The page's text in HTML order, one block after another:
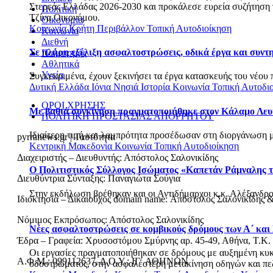
Στερεάς Ελλάδας 2026-2030 και προκάλεσε ευρεία συζήτηση
Τζίνα Οικονόμου.
ΚοινωνίαΚρήτη Περιβάλλον Τοπική Αυτοδιοίκηση
Σε πλήρη εξέλιξη ασφαλτοστρώσεις, οδικά έργα και
Συγκεκριμένα, έχουν ξεκινήσει τα έργα κατασκευής του
Δυτική Ελλάδα Ιόνια Νησιά Ιστορία Κοινωνία Τοπική
Με βαθιά συγκίνηση πραγματοποιήθηκε στον Κάλαμο
Ιδιαίτερη τιμή και λαμπρότητα προσέδωσαν στη διοργάνωση
Κεντρική Μακεδονία Κοινωνία Τοπική Αυτοδιοίκηση
Ο Πολιτιστικός Σύλλογος Ισώματος «Καπετάν Ράμναλης
Στην εκδήλωση βρέθηκαν και οι Αντιδήμαρχοι κ.κ.
Νέες ασφαλτοστρώσεις σε κομβικούς δρόμους των Α΄
Οι εργασίες πραγματοποιήθηκαν σε δρόμους με αυξημένη
οδοστρώματος, στην ασφαλέστερη μετακίνηση οδηγών και
Πολιτική
Οικονομία
Κοινωνία
Διεθνή
Πολιτισμός
Αθλητικά
Υγεία
ΟΡΟΙ ΧΡΗΣΗΣ
ΠΟΛΙΤΙΚΗ ΠΡΟΣΤΑΣΙΑΣ ΑΠΟΡΡΗΤΟΥ
pyrranews.gr | Ταυτότητα
Διαχειριστής – Διευθυντής: Απόστολος Σαλονικίδης
Διευθύντρια Σύνταξης: Παναγιώτα Σούγια
Ιδιοκτησία – Δικαιούχος domain name: Απόστολος
Νόμιμος Εκπρόσωπος: Απόστολος Σαλονικίδης
Έδρα – Γραφεία: Χρυσοστόμου Σμύρνης αρ. 45-49, Αθήνα, Τ.Κ.
Α.Φ.Μ.: 099112637, Δ.Ο.Υ.: ΙΓ΄ ΑΘΗΝΩΝ